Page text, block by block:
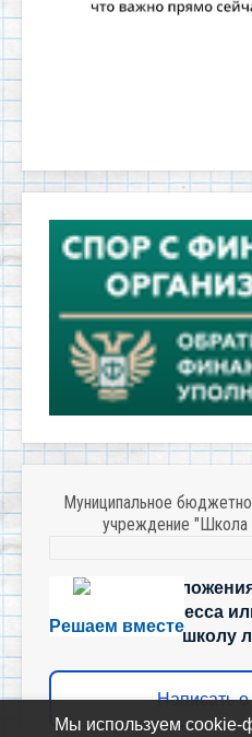
Муниципальное
учреждение
Решаем вместе
Есть
учебного процесса
школу
Написать
Мы используем cookie-